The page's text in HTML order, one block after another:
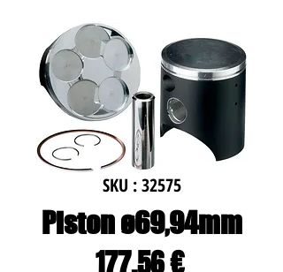
SKU : 32575
Piston ø69,94mm
177,56 €Prix